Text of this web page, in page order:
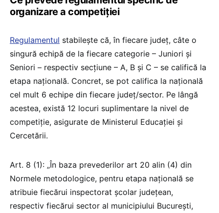
organizare a competiției
Regulamentul stabilește că, în fiecare județ, câte o
singură echipă de la fiecare categorie – Juniori și
Seniori – respectiv secțiune – A, B și C – se califică la
etapa națională. Concret, se pot califica la națională
cel mult 6 echipe din fiecare județ/sector. Pe lângă
acestea, există 12 locuri suplimentare la nivel de
competiție, asigurate de Ministerul Educației și
Cercetării.
Art. 8 (1): „În baza prevederilor art 20 alin (4) din
Normele metodologice, pentru etapa națională se
atribuie fiecărui inspectorat şcolar judeţean,
respectiv fiecărui sector al municipiului București,